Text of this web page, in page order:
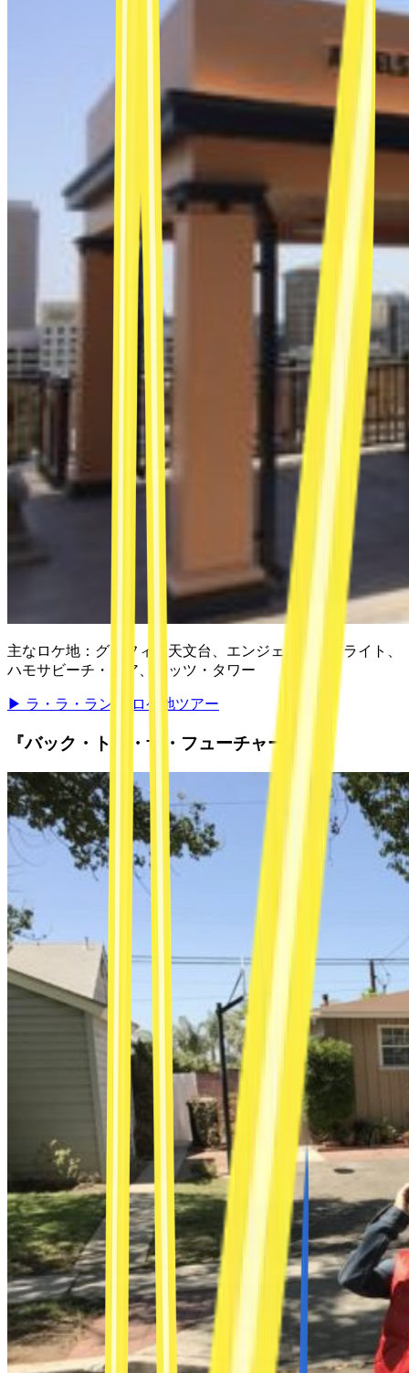
主なロケ地： グリフィス天文台、エンジェルズ・フライト、
ハモサビーチ・ピア、ワッツ・タワー
▶ ラ・ラ・ランド ロケ地ツアー
『バック・トゥ・ザ・フューチャー』